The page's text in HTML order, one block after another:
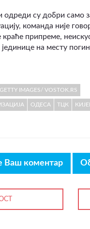
су добри само
команда није
припреме,
јединице на месту
IMAGES/ VOSTOK.RS
ОДЕСА ТЦК
Ваш коментар